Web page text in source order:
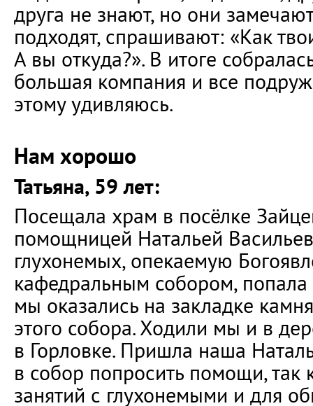
друга не знают, но они
подходят, спрашивают: «Как
А вы откуда?». В итоге
большая компания и все
этому удивляюсь.
Нам хорошо
Татьяна, 59 лет:
Посещала храм в посёлке
помощницей Натальей
глухонемых, опекаемую
кафедральным собором, попала
мы оказались на закладке
этого собора. Ходили мы и в
в Горловке. Пришла наша
в собор попросить помощи,
занятий с глухонемыми и для